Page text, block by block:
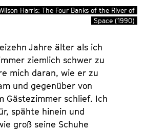
Harris: The Four Banks of the River of
Space (1990)
Jahre älter als ich
ziemlich schwer zu
mich daran, wie er zu
und gegenüber von
Gästezimmer schlief. Ich
spähte hinein und
groß seine Schuhe